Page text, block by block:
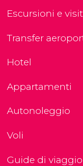
Escursioni e
Transfer
Hotel
Appartamenti
Autonoleggio
Voli
Guide di